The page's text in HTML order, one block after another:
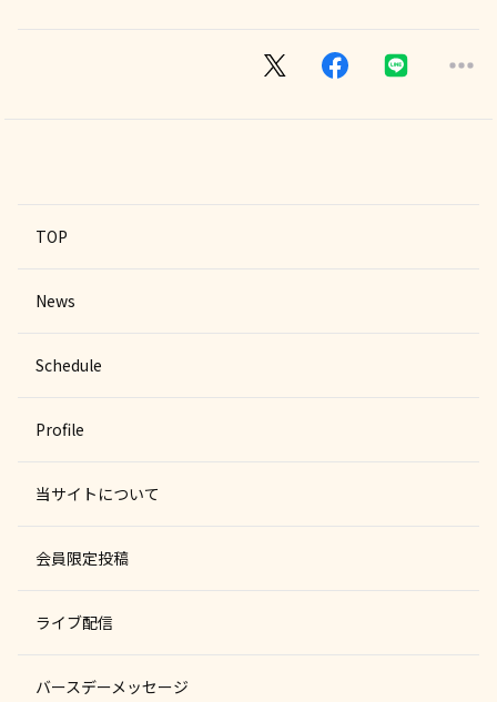
TOP
News
Schedule
Profile
当サイトについて
会員限定投稿
ライブ配信
バースデーメッセージ